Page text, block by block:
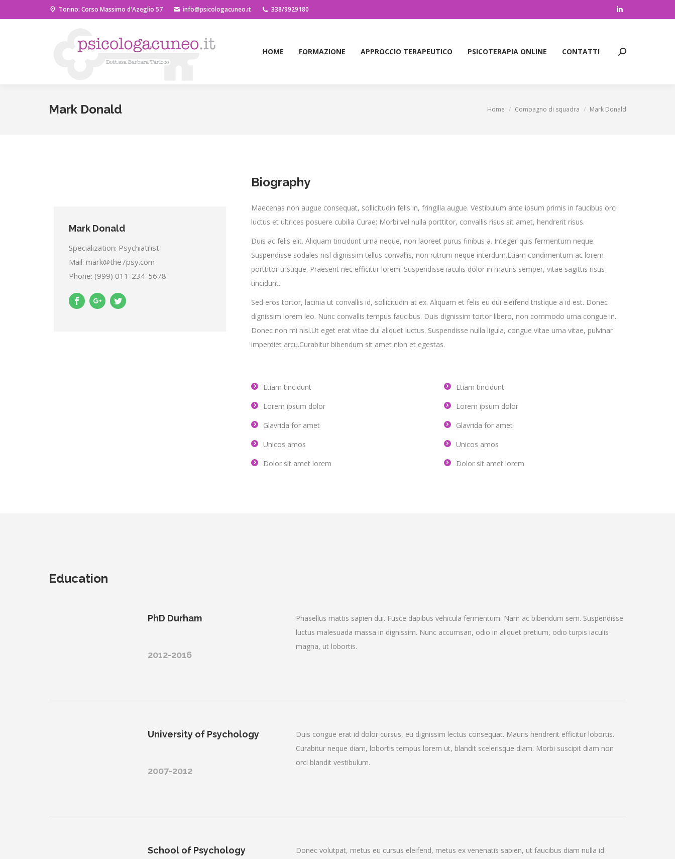
Torino: Corso Massimo d'Azeglio 57 info@psicologacuneo.it 338/9929180
Linkedin
in
HOME FORMAZIONE APPROCCIO TERAPEUTICO PSICOTERAPIA ONLINE CONTATTI Cerca:
Mark Donald Tu sei qui:
Home Compagno di squadra Mark Donald
Mark Donald
Specialization: Psychiatrist
Mail: mark@the7psy.com
Phone: (999) 011-234-5678
Biography
Maecenas non augue consequat, sollicitudin felis in, fringilla augue. Vestibulum ante ipsum primis in faucibus orci
luctus et ultrices posuere cubilia Curae; Morbi vel nulla porttitor, convallis risus sit amet, hendrerit risus.
Duis ac felis elit. Aliquam tincidunt urna neque, non laoreet purus finibus a. Integer quis fermentum neque.
Suspendisse sodales nisl dignissim tellus convallis, non rutrum neque interdum.Etiam condimentum ac lorem
porttitor tristique. Praesent nec efficitur lorem. Suspendisse iaculis dolor in mauris semper, vitae sagittis risus
tincidunt.
Sed eros tortor, lacinia ut convallis id, sollicitudin at ex. Aliquam et felis eu dui eleifend tristique a id est. Donec
dignissim lorem leo. Nunc convallis tempus faucibus. Duis dignissim tortor libero, non commodo urna congue in.
Donec non mi nisl.Ut eget erat vitae dui aliquet luctus. Suspendisse nulla ligula, congue vitae urna vitae, pulvinar
imperdiet arcu.Curabitur bibendum sit amet nibh et egestas.
Etiam tincidunt
Lorem ipsum dolor
Glavrida for amet
Unicos amos
Dolor sit amet lorem
Etiam tincidunt
Lorem ipsum dolor
Glavrida for amet
Unicos amos
Dolor sit amet lorem
Education
PhD Durham
2012-2016
Phasellus mattis sapien dui. Fusce dapibus vehicula fermentum. Nam ac bibendum sem. Suspendisse
luctus malesuada massa in dignissim. Nunc accumsan, odio in aliquet pretium, odio turpis iaculis
magna, ut lobortis.
University of Psychology
2007-2012
Duis congue erat id dolor cursus, eu dignissim lectus consequat. Mauris hendrerit efficitur lobortis.
Curabitur neque diam, lobortis tempus lorem ut, blandit scelerisque diam. Morbi suscipit diam non
orci blandit vestibulum.
School of Psychology
Donec volutpat, metus eu cursus eleifend, metus ex venenatis sapien, ut faucibus diam nulla id